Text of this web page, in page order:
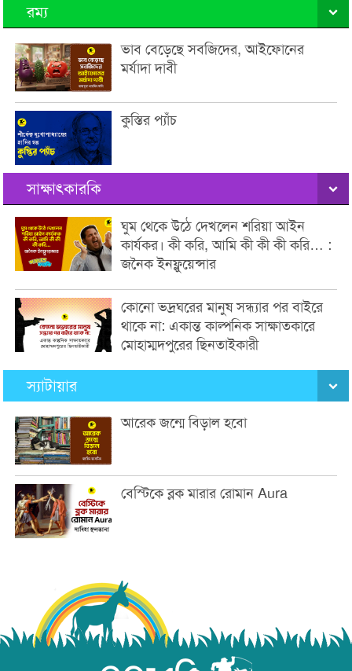
রম্য
ভাব বেড়েছে সবজিদের, আইফোনের
মর্যাদা দাবী
কুস্তির প্যাঁচ
সাক্ষাৎকারকি
ঘুম থেকে উঠে দেখলেন শরিয়া আইন
কার্যকর। কী করি, আমি কী কী কী করি… :
জনৈক ইনফ্লুয়েন্সার
কোনো ভদ্রঘরের মানুষ সন্ধ্যার পর বাইরে
থাকে না: একান্ত কাল্পনিক সাক্ষাতকারে
মোহাম্মদপুরের ছিনতাইকারী
স্যাটায়ার
আরেক জন্মে বিড়াল হবো
বেস্টিকে ব্লক মারার রোমান Aura